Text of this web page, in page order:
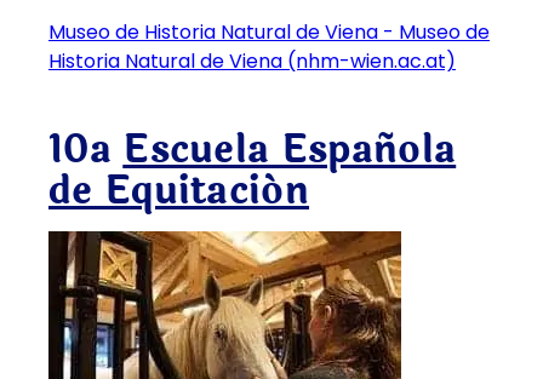
Museo de Historia Natural de Viena - Museo de
Historia Natural de Viena (nhm-wien.ac.at)
10ªEscuela Española
de Equitación